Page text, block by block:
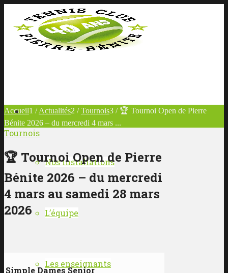
LE CLUB
Nos installations
L’équipe
Les enseignants
Accueil1 / Actualités2 / Tournois3 / 🏆 Tournoi Open de Pierre
Bénite 2026 – du mercredi 4 mars ...
Tournois
🏆 Tournoi Open de Pierre
Bénite 2026 – du mercredi
4 mars au samedi 28 mars
2026
Simple Dames Senior